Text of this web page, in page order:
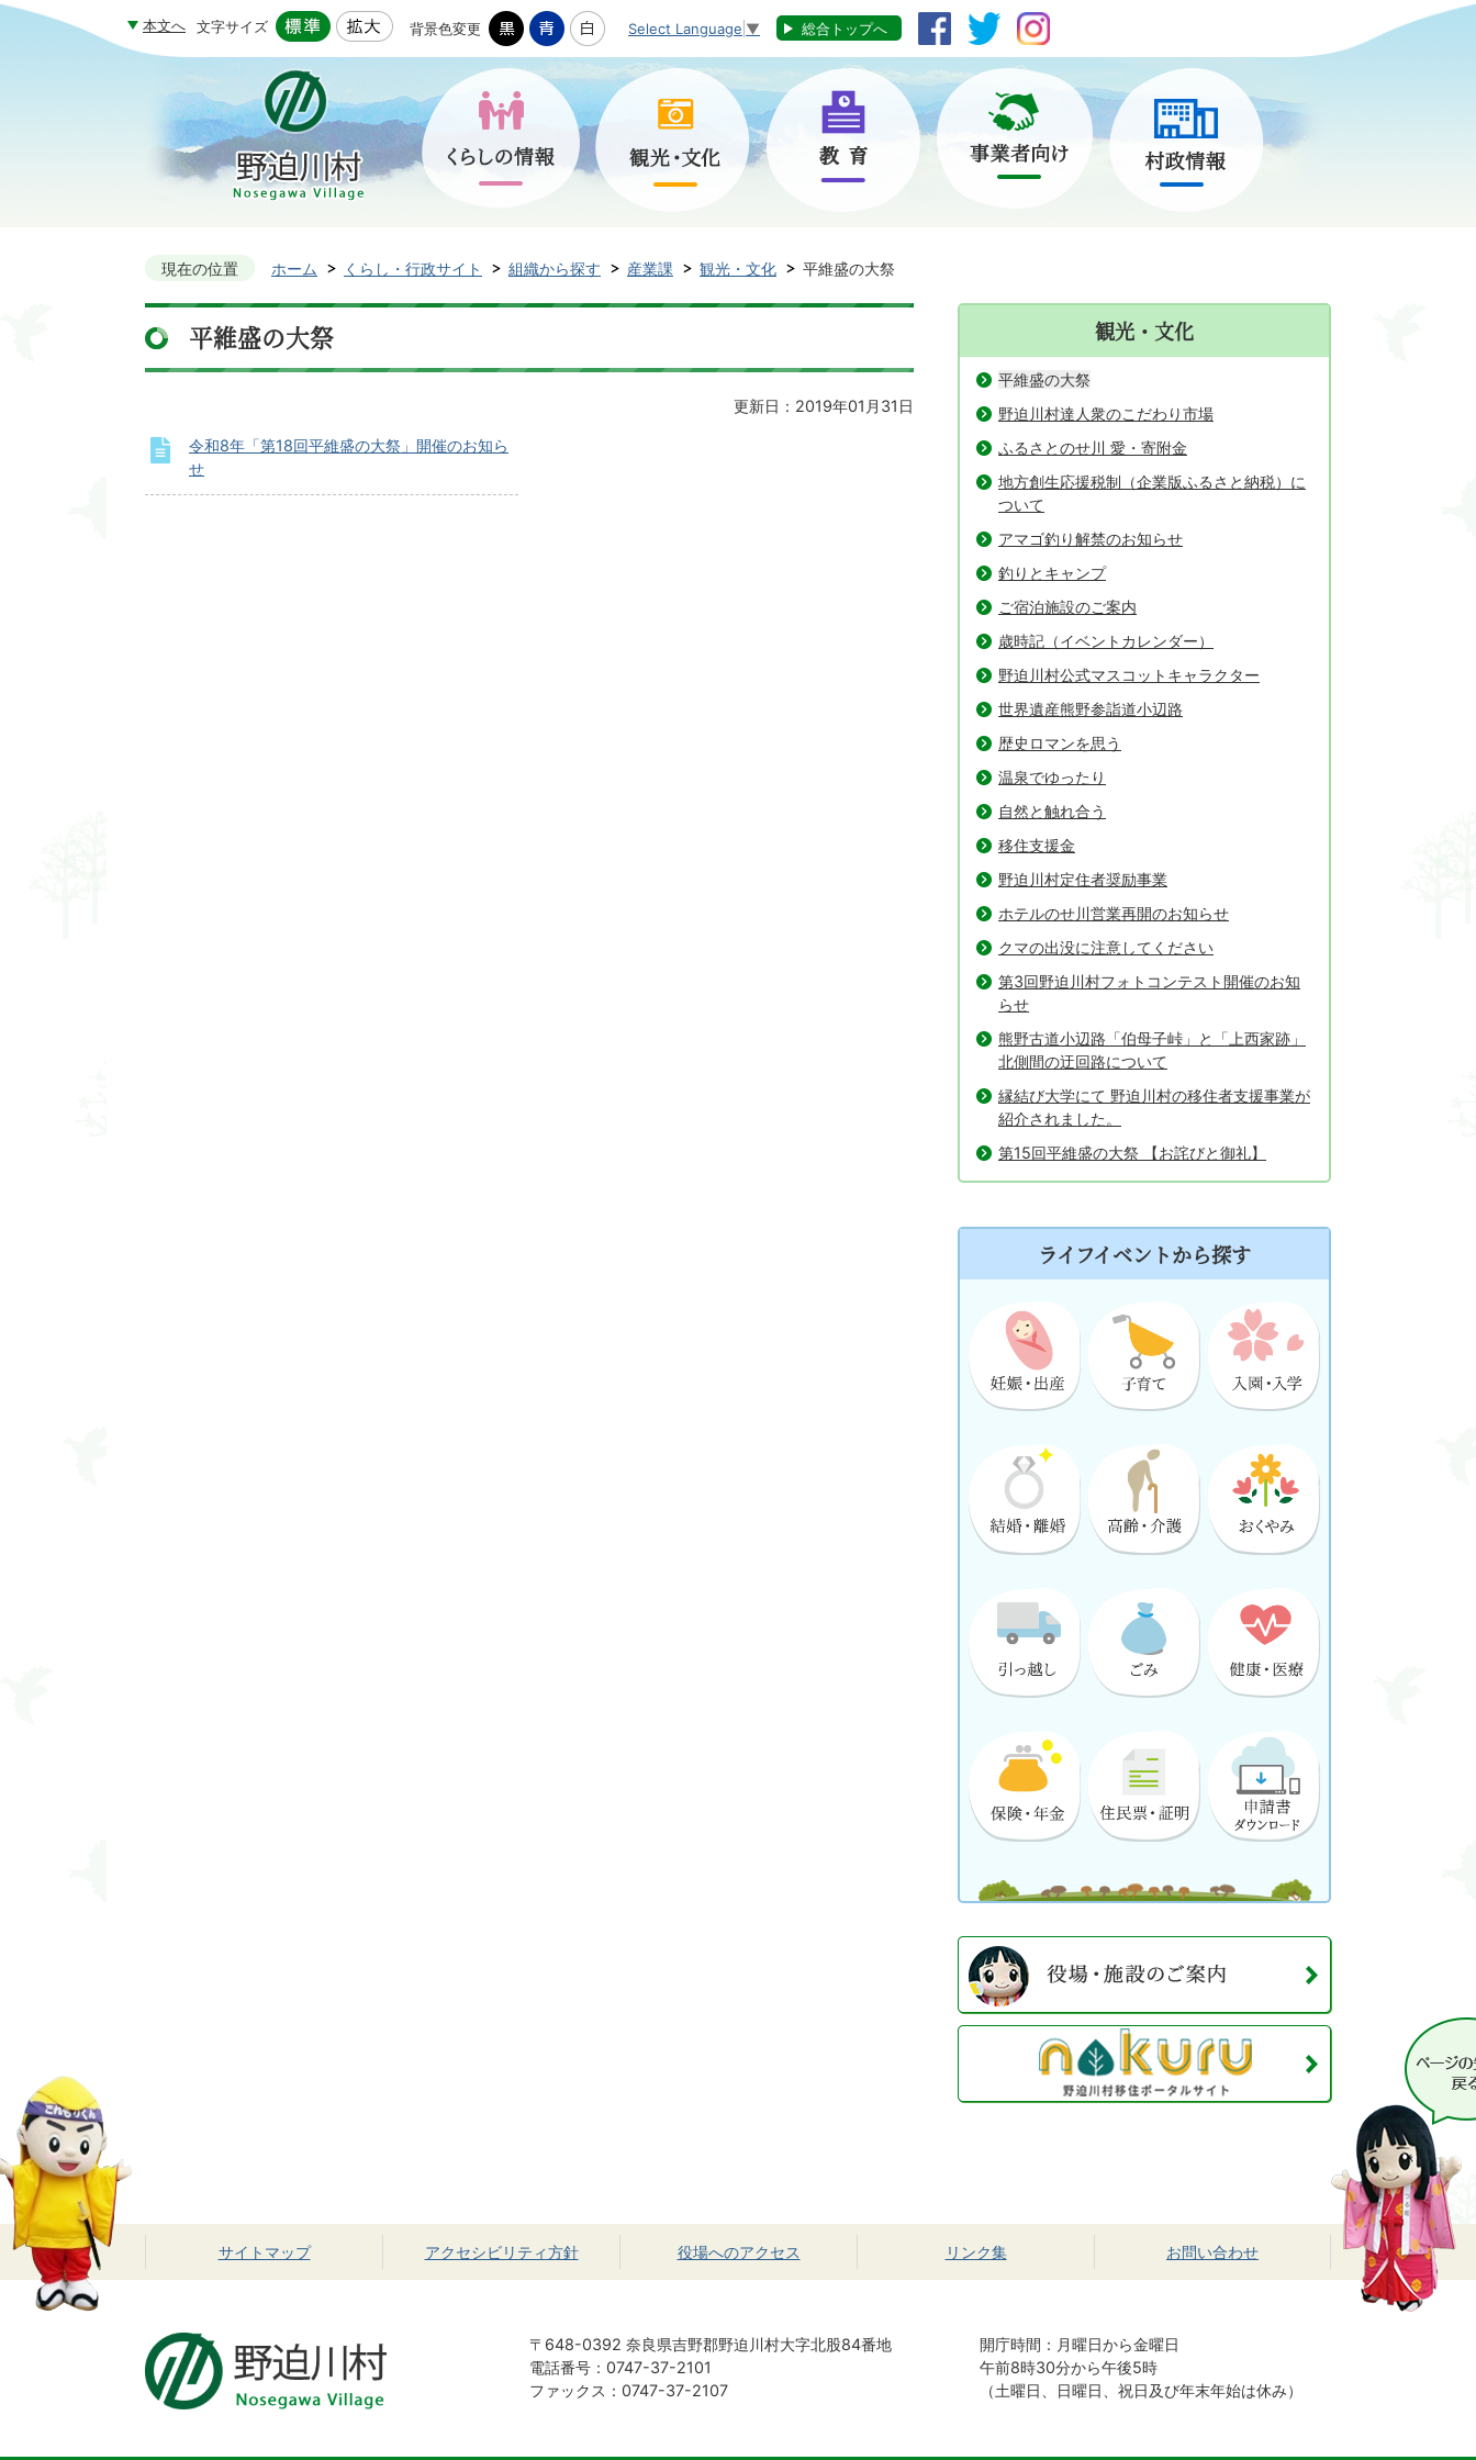
本文へ 文字サイズ 背景色変更 Select Language ▼ 総合トップへ
現在の位置 ホーム くらし・行政サイト 組織から探す 産業課 観光・文化 平維盛の大祭
平維盛の大祭
更新日：2019年01月31日
令和8年「第18回平維盛の大祭」開催のお知ら
せ
観光・文化
平維盛の大祭
野迫川村達人衆のこだわり市場
ふるさとのせ川 愛・寄附金
地方創生応援税制（企業版ふるさと納税）に
ついて
アマゴ釣り解禁のお知らせ
釣りとキャンプ
ご宿泊施設のご案内
歳時記（イベントカレンダー）
野迫川村公式マスコットキャラクター
世界遺産熊野参詣道小辺路
歴史ロマンを思う
温泉でゆったり
自然と触れ合う
移住支援金
野迫川村定住者奨励事業
ホテルのせ川営業再開のお知らせ
クマの出没に注意してください
第3回野迫川村フォトコンテスト開催のお知
らせ
熊野古道小辺路「伯母子峠」と「上西家跡」
北側間の迂回路について
縁結び大学にて 野迫川村の移住者支援事業が
紹介されました。
第15回平維盛の大祭 【お詫びと御礼】
ライフイベントから探す
サイトマップ アクセシビリティ方針 役場へのアクセス リンク集 お問い合わせ
〒648-0392 奈良県吉野郡野迫川村大字北股84番地
電話番号：0747-37-2101
ファックス：0747-37-2107
開庁時間：月曜日から金曜日
午前8時30分から午後5時
（土曜日、日曜日、祝日及び年末年始は休み）